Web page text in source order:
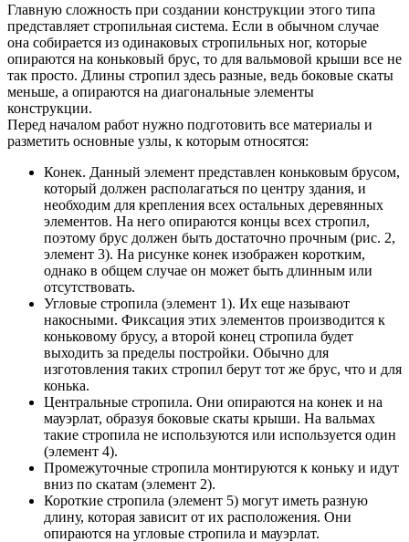
Главную сложность при создании конструкции этого типа
представляет стропильная система. Если в обычном случае
она собирается из одинаковых стропильных ног, которые
опираются на коньковый брус, то для вальмовой крыши все не
так просто. Длины стропил здесь разные, ведь боковые скаты
меньше, а опираются на диагональные элементы
конструкции.
Перед началом работ нужно подготовить все материалы и
разметить основные узлы, к которым относятся:
Конек. Данный элемент представлен коньковым брусом,
который должен располагаться по центру здания, и
необходим для крепления всех остальных деревянных
элементов. На него опираются концы всех стропил,
поэтому брус должен быть достаточно прочным (рис. 2,
элемент 3). На рисунке конек изображен коротким,
однако в общем случае он может быть длинным или
отсутствовать.
Угловые стропила (элемент 1). Их еще называют
накосными. Фиксация этих элементов производится к
коньковому брусу, а второй конец стропила будет
выходить за пределы постройки. Обычно для
изготовления таких стропил берут тот же брус, что и для
конька.
Центральные стропила. Они опираются на конек и на
мауэрлат, образуя боковые скаты крыши. На вальмах
такие стропила не используются или используется один
(элемент 4).
Промежуточные стропила монтируются к коньку и идут
вниз по скатам (элемент 2).
Короткие стропила (элемент 5) могут иметь разную
длину, которая зависит от их расположения. Они
опираются на угловые стропила и мауэрлат.